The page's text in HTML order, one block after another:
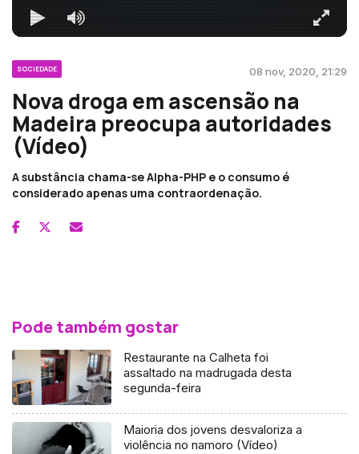
SOCIEDADE 08 nov, 2020, 21:29
Nova droga em ascensão na
Madeira preocupa autoridades
(Vídeo)
A substância chama-se Alpha-PHP e o consumo é
considerado apenas uma contraordenação.
Pode também gostar
Restaurante na Calheta foi
assaltado na madrugada desta
segunda-feira
Maioria dos jovens desvaloriza a
violência no namoro (Vídeo)